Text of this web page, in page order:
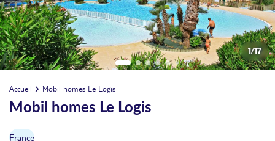
1/17
Accueil Mobil homes Le Logis
Mobil homes Le Logis
France